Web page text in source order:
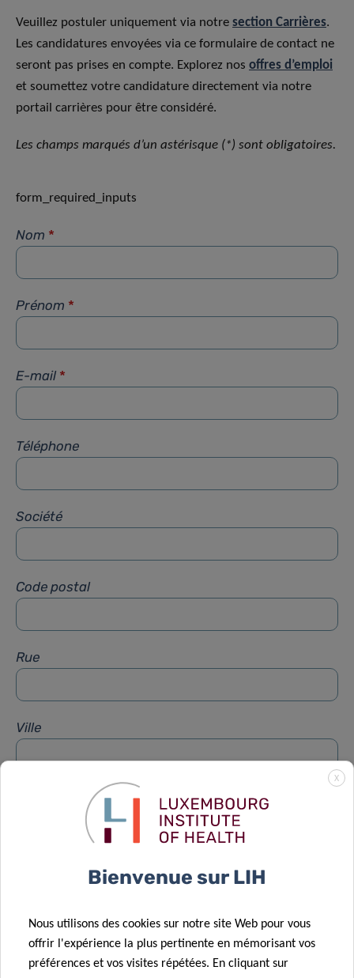
Veuillez postuler uniquement via notre section Carrières.
Les candidatures envoyées via ce formulaire de contact ne
seront pas prises en compte. Explorez nos offres d’emploi
et soumettez votre candidature directement via notre
portail carrières pour être considéré.
Les champs marqués d’un astérisque (*) sont obligatoires.
form_required_inputs
Nom *
Prénom *
E-mail *
Téléphone
Société
Code postal
Rue
Ville
X
Bienvenue sur LIH
Nous utilisons des cookies sur notre site Web pour vous
offrir l'expérience la plus pertinente en mémorisant vos
préférences et vos visites répétées. En cliquant sur